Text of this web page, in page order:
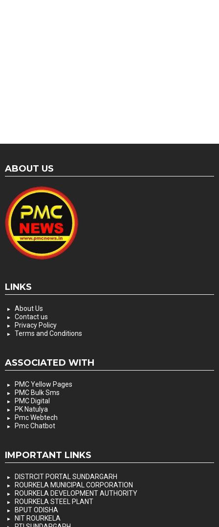
ABOUT US
LINKS
About Us
Contact us
Privacy Policy
Terms and Conditions
ASSOCIATED WITH
PMC Yellow Pages
PMC Bulk Sms
PMC Digital
PK Natulya
Pmc Webtech
Pmc Chatbot
IMPORTANT LINKS
DISTRCIT PORTAL SUNDARGARH
ROURKELA MUNICIPAL CORPORATION
ROURKELA DEVELOPMENT AUTHORITY
ROURKELA STEEL PLANT
BPUT ODISHA
NIT ROURKELA